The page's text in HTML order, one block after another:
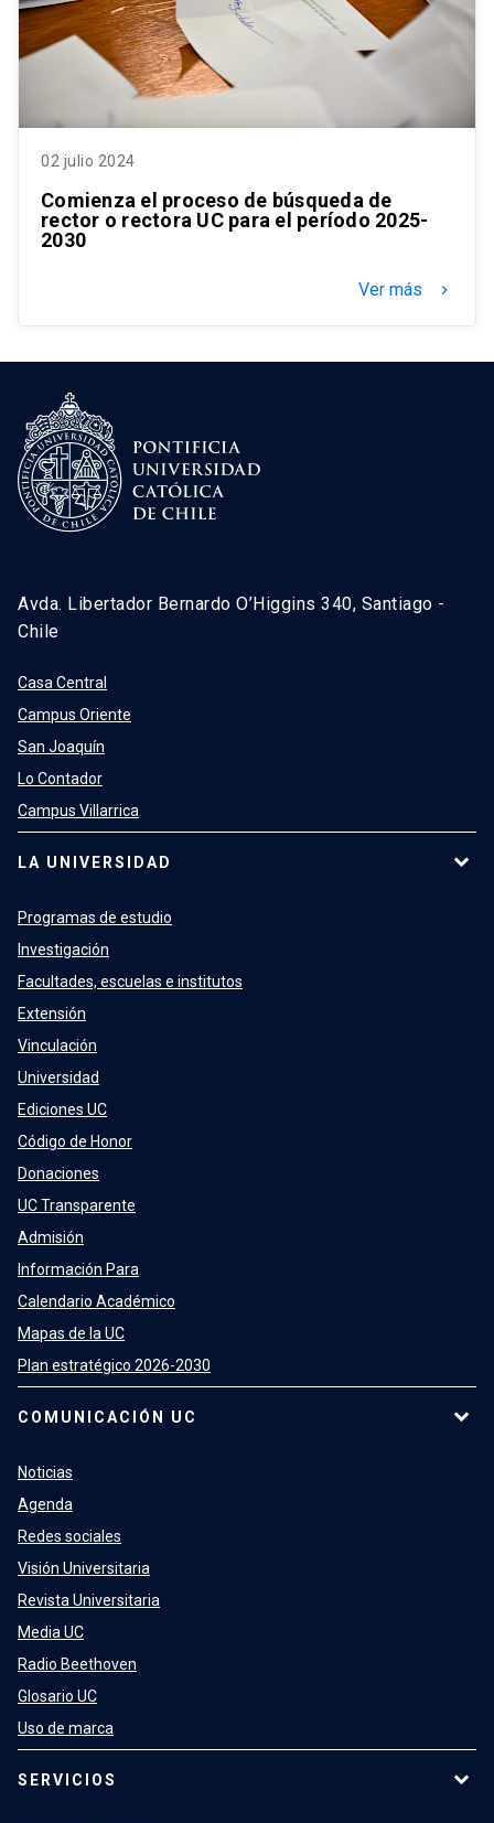
02 julio 2024
Comienza el proceso de búsqueda de
rector o rectora UC para el período 2025-
2030
Ver más keyboard_arrow_right
Avda. Libertador Bernardo O’Higgins 340, Santiago -
Chile
Casa Central
Campus Oriente
San Joaquín
Lo Contador
Campus Villarrica
LA UNIVERSIDAD
Programas de estudio
Investigación
Facultades, escuelas e institutos
Extensión
Vinculación
Universidad
Ediciones UC
Código de Honor
Donaciones
UC Transparente
Admisión
Información Para
Calendario Académico
Mapas de la UC
Plan estratégico 2026-2030
COMUNICACIÓN UC
Noticias
Agenda
Redes sociales
Visión Universitaria
Revista Universitaria
Media UC
Radio Beethoven
Glosario UC
Uso de marca
SERVICIOS